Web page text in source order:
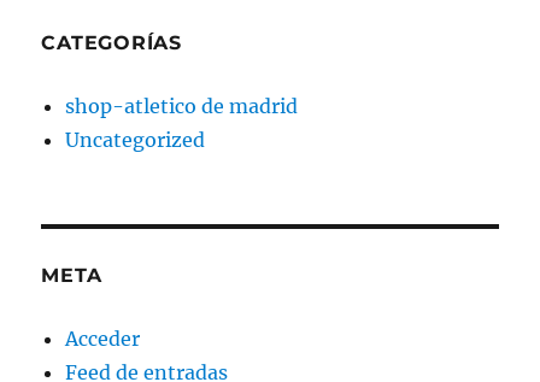
CATEGORÍAS
shop-atletico de madrid
Uncategorized
META
Acceder
Feed de entradas